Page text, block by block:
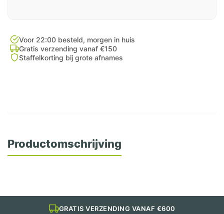
Voor 22:00 besteld, morgen in huis
Gratis verzending vanaf €150
Staffelkorting bij grote afnames
Productomschrijving
GRATIS VERZENDING VANAF €600